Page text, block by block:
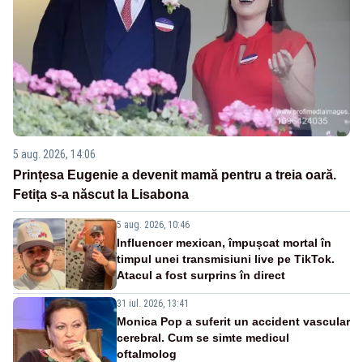
5 aug. 2026, 14:06
Prințesa Eugenie a devenit mamă pentru a treia oară.
Fetița s-a născut la Lisabona
5 aug. 2026, 10:46
Influencer mexican, împușcat mortal în
timpul unei transmisiuni live pe TikTok.
Atacul a fost surprins în direct
31 iul. 2026, 13:41
Monica Pop a suferit un accident vascular
cerebral. Cum se simte medicul
oftalmolog